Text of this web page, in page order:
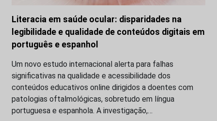
Literacia em saúde ocular: disparidades na
legibilidade e qualidade de conteúdos digitais em
português e espanhol
Um novo estudo internacional alerta para falhas
significativas na qualidade e acessibilidade dos
conteúdos educativos online dirigidos a doentes com
patologias oftalmológicas, sobretudo em língua
portuguesa e espanhola. A investigação,…